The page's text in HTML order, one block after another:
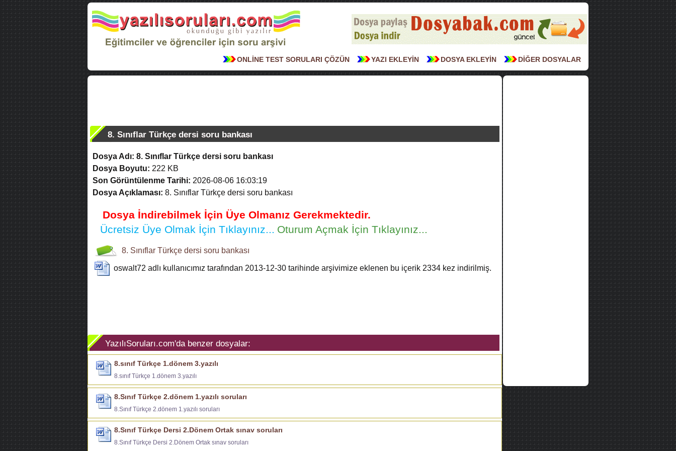
DİĞER DOSYALAR
DOSYA EKLEYİN
YAZI EKLEYİN
ONLİNE TEST SORULARI ÇÖZÜN
8. Sınıflar Türkçe dersi soru bankası
Dosya Adı: 8. Sınıflar Türkçe dersi soru bankası
Dosya Boyutu: 222 KB
Son Görüntülenme Tarihi: 2026-08-06 16:03:19
Dosya Açıklaması: 8. Sınıflar Türkçe dersi soru bankası
Dosya İndirebilmek İçin Üye Olmanız Gerekmektedir.
Ücretsiz Üye Olmak İçin Tıklayınız... Oturum Açmak İçin Tıklayınız...
8. Sınıflar Türkçe dersi soru bankası
oswalt72 adlı kullanıcımız tarafından 2013-12-30 tarihinde arşivimize eklenen bu içerik 2334 kez indirilmiş.
YazılıSoruları.com'da benzer dosyalar:
8.sınıf Türkçe 1.dönem 3.yazılı
8.sınıf Türkçe 1.dönem 3.yazılı
8.Sınıf Türkçe 2.dönem 1.yazılı soruları
8.Sınıf Türkçe 2.dönem 1.yazılı soruları
8.Sınıf Türkçe Dersi 2.Dönem Ortak sınav soruları
8.Sınıf Türkçe Dersi 2.Dönem Ortak sınav soruları